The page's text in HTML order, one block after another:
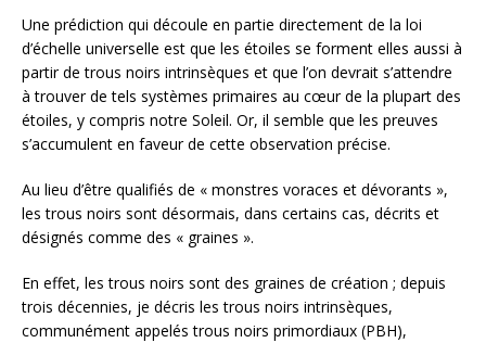
Une prédiction qui découle en partie directement de la loi
d’échelle universelle est que les étoiles se forment elles aussi à
partir de trous noirs intrinsèques et que l’on devrait s’attendre
à trouver de tels systèmes primaires au cœur de la plupart des
étoiles, y compris notre Soleil. Or, il semble que les preuves
s’accumulent en faveur de cette observation précise.
Au lieu d’être qualifiés de « monstres voraces et dévorants »,
les trous noirs sont désormais, dans certains cas, décrits et
désignés comme des « graines ».
En effet, les trous noirs sont des graines de création ; depuis
trois décennies, je décris les trous noirs intrinsèques,
communément appelés trous noirs primordiaux (PBH),